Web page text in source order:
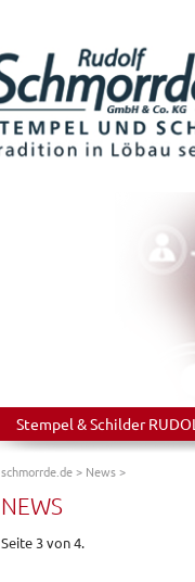
Stempel & Schilder
schmorrde.de> News>
NEWS
Seite 3 von 4.